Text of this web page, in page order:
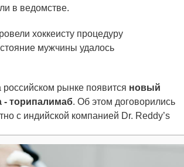
в ведомстве.
хоккеисту процедуру
мужчины удалось
рынке появится новый
- торипалимаб. Об этом договорились
с индийской компанией Dr. Reddy’s